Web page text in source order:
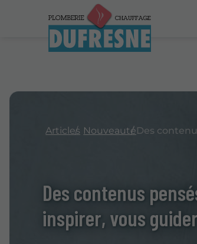
Articles Nouveauté
Des contenus
inspirer, vous guider